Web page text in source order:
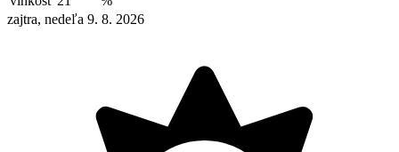
zajtra, nedeľa 9. 8. 2026